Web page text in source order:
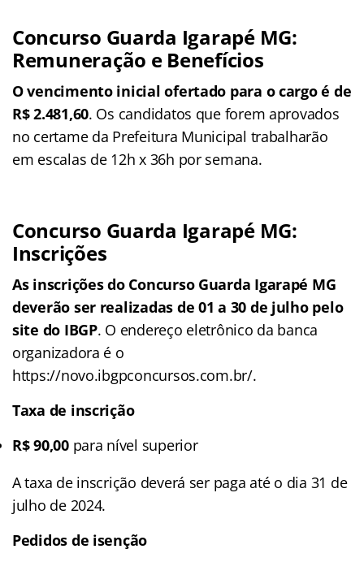
Concurso Guarda Igarapé MG:
Remuneração e Benefícios
O vencimento inicial ofertado para o cargo é de
R$ 2.481,60. Os candidatos que forem aprovados
no certame da Prefeitura Municipal trabalharão
em escalas de 12h x 36h por semana.
Concurso Guarda Igarapé MG:
Inscrições
As inscrições do Concurso Guarda Igarapé MG
deverão ser realizadas de 01 a 30 de julho pelo
site do IBGP. O endereço eletrônico da banca
organizadora é o
https://novo.ibgpconcursos.com.br/.
Taxa de inscrição
R$ 90,00para nível superior
A taxa de inscrição deverá ser paga até o dia 31 de
julho de 2024.
Pedidos de isenção